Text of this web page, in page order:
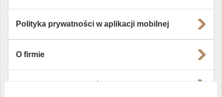
Polityka prywatności w aplikacji mobilnej
O firmie